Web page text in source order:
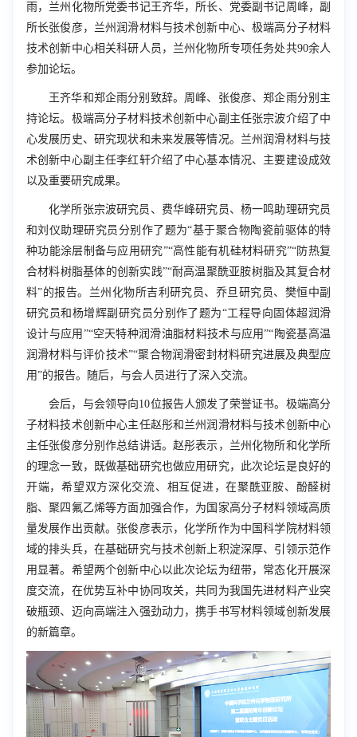
雨，兰州化物所党委书记王齐华，所长、党委副书记周峰，副
所长张俊彦，兰州润滑材料与技术创新中心、极端高分子材料
技术创新中心相关科研人员，兰州化物所专项任务处共90余人
参加论坛。
王齐华和郑企雨分别致辞。周峰、张俊彦、郑企雨分别主
持论坛。极端高分子材料技术创新中心副主任张宗波介绍了中
心发展历史、研究现状和未来发展等情况。兰州润滑材料与技
术创新中心副主任李红轩介绍了中心基本情况、主要建设成效
以及重要研究成果。
化学所张宗波研究员、费华峰研究员、杨一鸣助理研究员
和刘仪助理研究员分别作了题为“基于聚合物陶瓷前驱体的特
种功能涂层制备与应用研究”“高性能有机硅材料研究”“防热复
合材料树脂基体的创新实践”“耐高温聚酰亚胺树脂及其复合材
料”的报告。兰州化物所吉利研究员、乔旦研究员、樊恒中副
研究员和杨增辉副研究员分别作了题为“工程导向固体超润滑
设计与应用”“空天特种润滑油脂材料技术与应用”“陶瓷基高温
润滑材料与评价技术”“聚合物润滑密封材料研究进展及典型应
用”的报告。随后，与会人员进行了深入交流。
会后，与会领导向10位报告人颁发了荣誉证书。极端高分
子材料技术创新中心主任赵彤和兰州润滑材料与技术创新中心
主任张俊彦分别作总结讲话。赵彤表示，兰州化物所和化学所
的理念一致，既做基础研究也做应用研究，此次论坛是良好的
开端，希望双方深化交流、相互促进，在聚酰亚胺、酚醛树
脂、聚四氟乙烯等方面加强合作，为国家高分子材料领域高质
量发展作出贡献。张俊彦表示，化学所作为中国科学院材料领
域的排头兵，在基础研究与技术创新上积淀深厚、引领示范作
用显著。希望两个创新中心以此次论坛为纽带，常态化开展深
度交流，在优势互补中协同攻关，共同为我国先进材料产业突
破瓶颈、迈向高端注入强劲动力，携手书写材料领域创新发展
的新篇章。